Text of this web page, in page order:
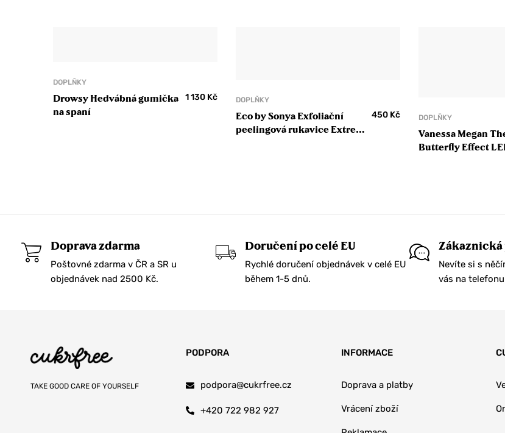
DOPLŇKY
Drowsy Hedvábná gumička
na spaní
1 130 Kč DOPLŇKY
Eco by Sonya Exfoliační
peelingová rukavice Extreme
450 Kč DOPLŇKY
Vanessa Megan
Butterfly Effect
Doprava zdarma
Poštovné zdarma v ČR a SR u
objednávek nad 2500 Kč.
Doručení po celé EU
Rychlé doručení objednávek v celé EU
během 1-5 dnů.
Nevíte si s
vás na
TAKE GOOD CARE OF YOURSELF
PODPORA
podpora@cukrfree.cz
+420 722 982 927
INFORMACE
Doprava a platby
Vrácení zboží